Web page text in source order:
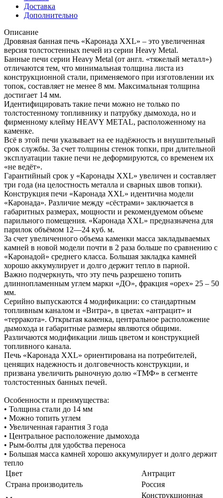
Доставка
Дополнительно
Описание
Дровяная банная печь «Каронада XXL» – это увеличенная
версия толстостенных печей из серии Heavy Metal.
Банные печи серии Heavy Metal (от англ. «тяжелый металл»)
отличаются тем, что минимальная толщина листа из
конструкционной стали, применяемого при изготовлении их
топок, составляет не менее 8 мм. Максимальная толщина
достигает 14 мм.
Идентифицировать такие печи можно не только по
толстостенному топливнику и патрубку дымохода, но и
фирменному клейму HEAVY METAL, расположенному на
каменке.
Всё в этой печи указывает на ее надёжность и внушительный
срок службы. За счет толщины стенок топки, при длительной
эксплуатации такие печи не деформируются, со временем их
«не ведёт».
Гарантийный срок у «Каронады XXL» увеличен и составляет
три года (на целостность металла и сварных швов топки).
Конструкция печи «Каронада XXL» идентична модели
«Каронада». Различие между «сёстрами» заключается в
габаритных размерах, мощности и рекомендуемом объеме
парильного помещения. «Каронада XXL» предназначена для
парилок объёмом 12—24 куб. м.
За счет увеличенного объема каменки масса закладываемых
камней в новой модели почти в 2 раза больше по сравнению с
«Каронадой» среднего класса. Большая закладка камней
хорошо аккумулирует и долго держит тепло в парной.
Важно подчеркнуть, что эту печь разрешено топить
длиннопламенным углем марки «ДО», фракция «орех» 25 – 50
мм.
Серийно выпускаются 4 модификации: со стандартным
топливным каналом и «Витра», в цветах «антрацит» и
«терракота». Открытая каменка, центральное расположение
дымохода и габаритные размеры являются общими.
Различаются модификации лишь цветом и конструкцией
топливного канала.
Печь «Каронада XXL» ориентирована на потребителей,
ценящих надежность и долговечность конструкции, и
призвана увеличить рыночную долю «ТМФ» в сегменте
толстостенных банных печей.
Особенности и преимущества:
• Толщина стали до 14 мм
• Можно топить углем
• Увеличенная гарантия 3 года
• Центральное расположение дымохода
• Рым-болты для удобства переноса
• Большая масса камней хорошо аккумулирует и долго держит
тепло
Цвет
Антрацит
Страна производитель
Россия
Конструкционная